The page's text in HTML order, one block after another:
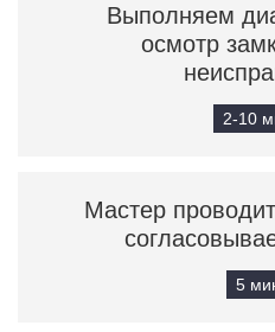
Выполняем
осмотр
2-10
Мастер
5